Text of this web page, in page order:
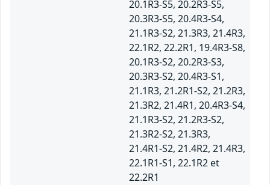
20.1R3-S5, 20.2R3-S5,
20.3R3-S5, 20.4R3-S4,
21.1R3-S2, 21.3R3, 21.4R3,
22.1R2, 22.2R1, 19.4R3-S8,
20.1R3-S2, 20.2R3-S3,
20.3R3-S2, 20.4R3-S1,
21.1R3, 21.2R1-S2, 21.2R3,
21.3R2, 21.4R1, 20.4R3-S4,
21.1R3-S2, 21.2R3-S2,
21.3R2-S2, 21.3R3,
21.4R1-S2, 21.4R2, 21.4R3,
22.1R1-S1, 22.1R2 et
22.2R1